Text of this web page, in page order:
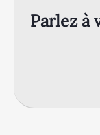
Parlez à